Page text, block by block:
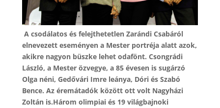
A csodálatos és felejthetetlen Zarándi Csabáról
elnevezett eseményen a Mester portréja alatt azok,
akikre nagyon büszke lehet odafönt. Csongrádi
László, a Mester özvegye, a 85 évesen is sugárzó
Olga néni, Gedővári Imre leánya, Dóri és Szabó
Bence. Az éremátadók között ott volt Nagyházi
Zoltán is.Három olimpiai és 19 világbajnoki